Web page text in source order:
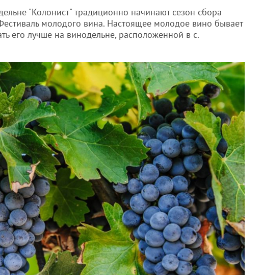
"Колонист" традиционно начинают сезон сбора
молодого вина. Настоящее молодое вино бывает
его лучше на винодельне, расположенной в с.